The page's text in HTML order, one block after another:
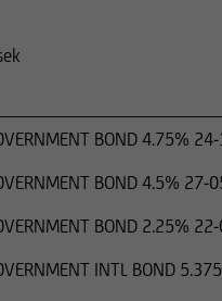
BOND 4.75%
BOND 4.5% 27-
BOND 2.25%
INTL BOND